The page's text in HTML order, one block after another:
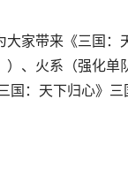
大家带来《三国：
）、火系（强化
国：天下归心》